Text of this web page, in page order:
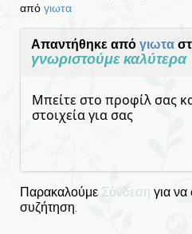
από γιωτα
Απαντήθηκε από γιωτα
γνωριστούμε καλύτερα
Μπείτε στο προφίλ σας
στοιχεία για σας
Παρακαλούμε Σύνδεση για να
συζήτηση.